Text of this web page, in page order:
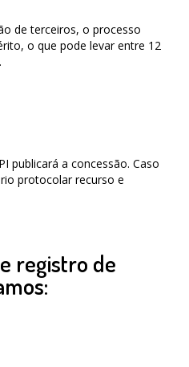
de terceiros, o processo
o que pode levar entre 12
publicará a concessão. Caso
protocolar recurso e
registro de